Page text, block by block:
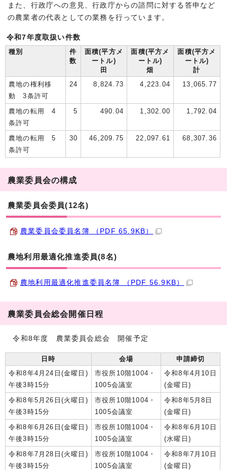
また、行政庁への意見、行政庁からの諮問に対する答申など
の農業者の代表としての業務を行っています。
令和7年度取扱い件数
種別
件
数
面積(平方メ
ートル)
田
面積(平方メ
ートル)
畑
面積(平方メ
ートル)
計
農地の権利移
動 3条許可
24 8,824.73 4,223.04 13,065.77
農地の転用 4
条許可
5 490.04 1,302.00 1,792.04
農地の転用 5
条許可
30 46,209.75 22,097.61 68,307.36
農業委員会の構成
農業委員会委員(12名)
農業委員会委員名簿 （PDF 65.9KB）
農地利用最適化推進委員(8名)
農地利用最適化推進委員名簿 （PDF 56.9KB）
農業委員会総会開催日程
令和8年度 農業委員会総会 開催予定
日時 会場
申請締切
令和8年4月24日(金曜日)
午後3時15分
市役所10階1004・
1005会議室
令和8年4月10日
(金曜日)
令和8年5月26日(火曜日)
午後3時15分
市役所10階1004・
1005会議室
令和8年5月8日
(金曜日)
令和8年6月26日(金曜日)
午後3時15分
市役所10階1004・
1005会議室
令和8年6月10日
(水曜日)
令和8年7月28日(火曜日)
午後3時15分
市役所10階1004・
1005会議室
令和8年7月10日
(金曜日)